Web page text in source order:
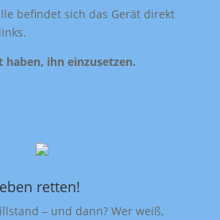
befindet sich das Gerät direkt
haben, ihn einzusetzen.
retten!
– und dann? Wer weiß,